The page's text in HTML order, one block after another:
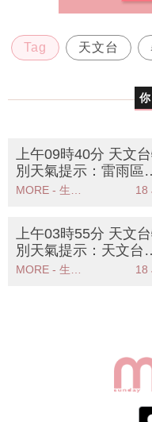
Tag 天文台
上午09時40分 天文
別天氣提示：雷雨區
近香港市民需注意天
MORE - 生活品味 18
上午03時55分 天文
別天氣提示：天文台
出特別天氣提示雷雨
18